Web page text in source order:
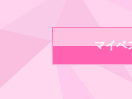
マイベ